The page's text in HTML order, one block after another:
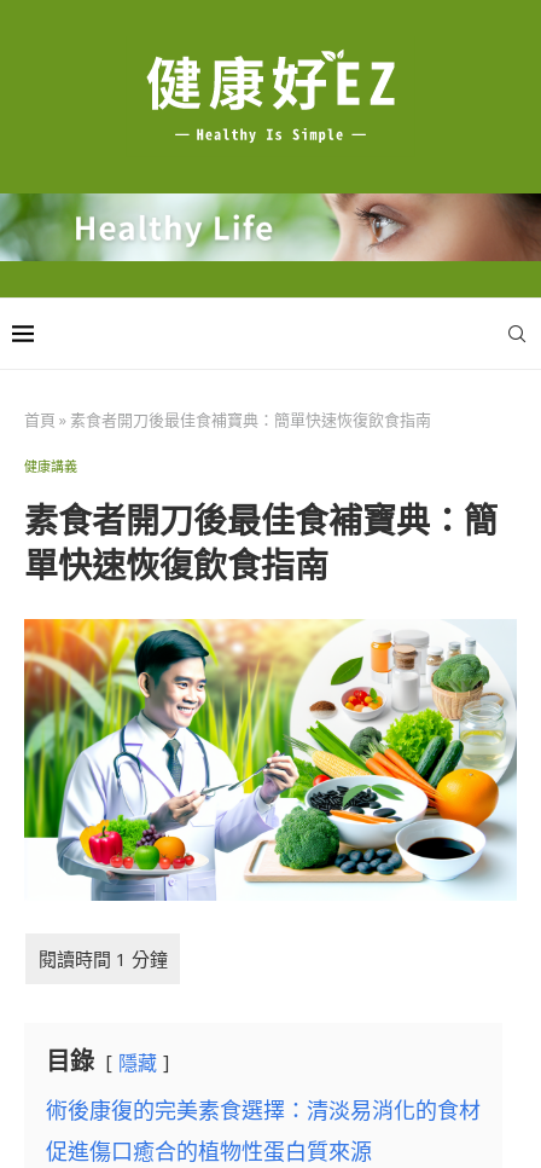
首頁 » 素食者開刀後最佳食補寶典：簡單快速恢復飲食指南
健康講義
素食者開刀後最佳食補寶典：簡
單快速恢復飲食指南
目錄 隱藏
術後康復的完美素食選擇：清淡易消化的食材
促進傷口癒合的植物性蛋白質來源